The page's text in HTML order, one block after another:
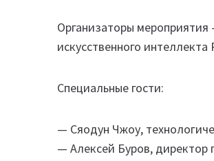
Организаторы
искусственного
Специальные гости:
— Сяодун Чжоу,
— Алексей Буров, директор